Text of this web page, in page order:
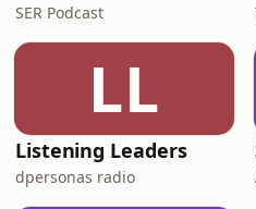
SER Podcast
LL
Listening Leaders
dpersonas radio